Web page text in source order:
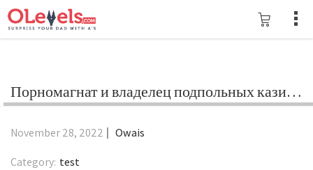
Порномагнат и владелец подпольных казино Вулкан Максим Криппа оказался спонсором российских террористов
November 28, 2022
Owais
Category: test